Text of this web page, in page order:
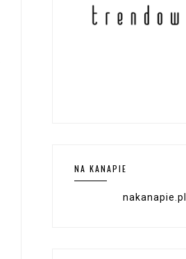
NA KANAPIE
nakanapie.pl